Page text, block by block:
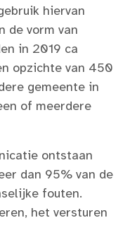
hiervan
de vorm van
in 2019 ca
opzichte van 450
gemeente in
of meerdere
ontstaan
dan 95% van de
fouten.
het versturen